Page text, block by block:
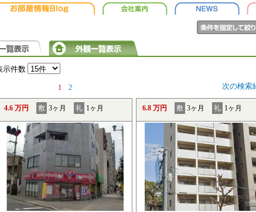
示件数
1 2 次の検索
4.6 万円 敷 3ヶ月 礼 1ヶ月 6.8 万円 敷 3ヶ月 礼 1ヶ月